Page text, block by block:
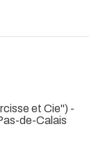
et Cie") -
de-Calais